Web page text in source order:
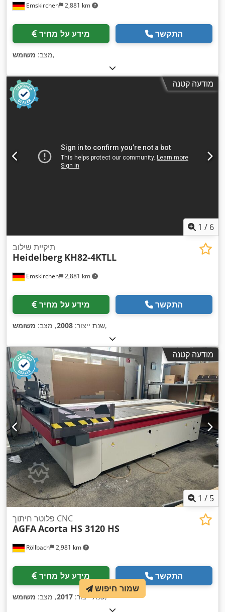
Emskirchen 2,881 km
מידע על מחיר התקשר
מצב: משומש ,
מודעה קטנה
1 / 6
Emskirchen 2,881 km
תיקיית שילוב
Heidelberg KH82-4KTLL
מידע על מחיר התקשר
שנת ייצור: 2008, מצב: משומש ,
מודעה קטנה
1 / 5
Röllbach 2,981 km
פלוטר חיתוך CNC
AGFAAcorta HS 3120 HS
מידע על מחיר התקשר
שנת ייצור: 2017, מצב: משומש ,
שמור חיפוש